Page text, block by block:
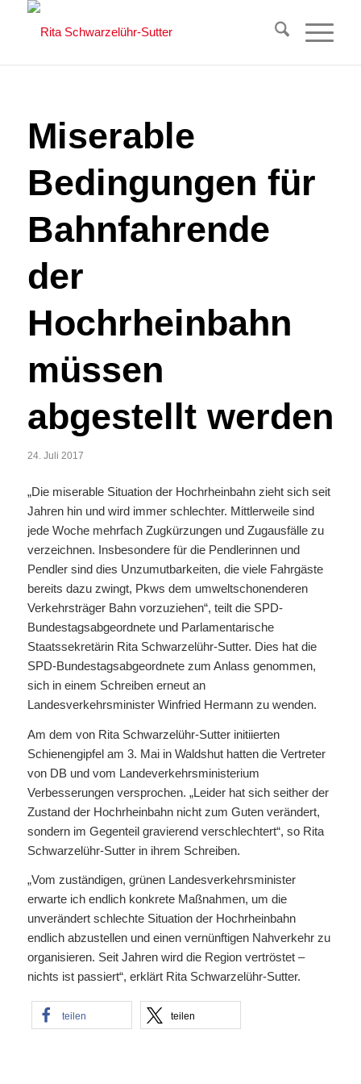
Miserable
Bedingungen für
Bahnfahrende
der
Hochrheinbahn
müssen
abgestellt werden
24. Juli 2017
„Die miserable Situation der Hochrheinbahn zieht sich seit
Jahren hin und wird immer schlechter. Mittlerweile sind
jede Woche mehrfach Zugkürzungen und Zugausfälle zu
verzeichnen. Insbesondere für die Pendlerinnen und
Pendler sind dies Unzumutbarkeiten, die viele Fahrgäste
bereits dazu zwingt, Pkws dem umweltschonenderen
Verkehrsträger Bahn vorzuziehen“, teilt die SPD-
Bundestagsabgeordnete und Parlamentarische
Staatssekretärin Rita Schwarzelühr-Sutter. Dies hat die
SPD-Bundestagsabgeordnete zum Anlass genommen,
sich in einem Schreiben erneut an
Landesverkehrsminister Winfried Hermann zu wenden.
Am dem von Rita Schwarzelühr-Sutter initiierten
Schienengipfel am 3. Mai in Waldshut hatten die Vertreter
von DB und vom Landeverkehrsministerium
Verbesserungen versprochen. „Leider hat sich seither der
Zustand der Hochrheinbahn nicht zum Guten verändert,
sondern im Gegenteil gravierend verschlechtert“, so Rita
Schwarzelühr-Sutter in ihrem Schreiben.
„Vom zuständigen, grünen Landesverkehrsminister
erwarte ich endlich konkrete Maßnahmen, um die
unverändert schlechte Situation der Hochrheinbahn
endlich abzustellen und einen vernünftigen Nahverkehr zu
organisieren. Seit Jahren wird die Region vertröstet –
nichts ist passiert“, erklärt Rita Schwarzelühr-Sutter.
teilen teilen